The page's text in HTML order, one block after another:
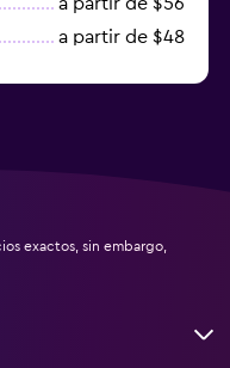
a partir de $48
exactos, sin embargo,